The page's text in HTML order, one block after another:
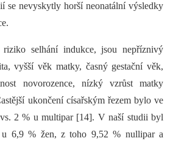
se nevyskytly horší neonatální výsledky
selhání indukce, jsou nepříznivý
vyšší věk matky, časný gestační věk,
novorozence, nízký vzrůst matky
ukončení císařským řezem bylo ve
2 % u multipar [14]. V naší studii byl
u 6,9 % žen, z toho 9,52 % nullipar a